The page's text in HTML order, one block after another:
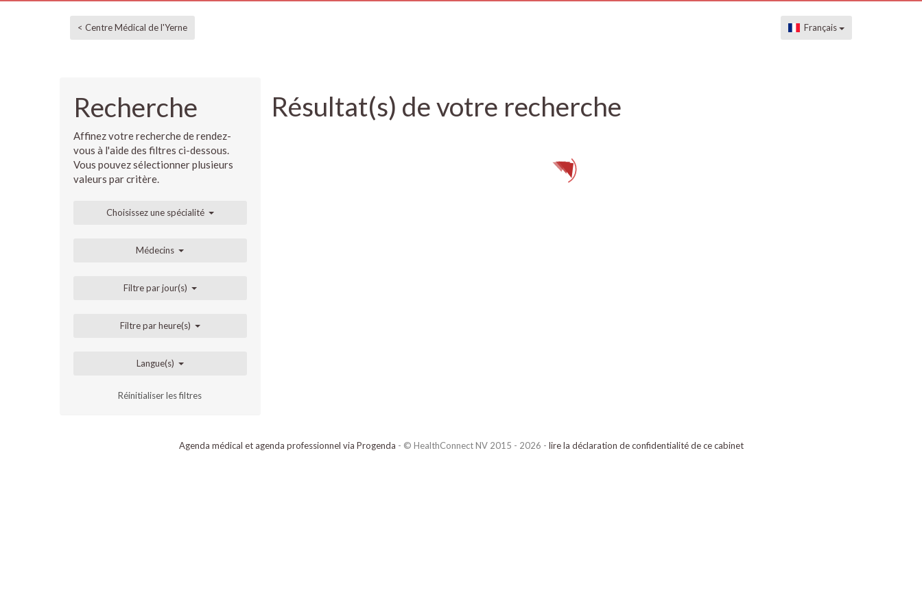
< Centre Médical de l'Yerne Français
Recherche
Affinez votre recherche de rendez-
vous à l'aide des filtres ci-dessous.
Vous pouvez sélectionner plusieurs
valeurs par critère.
Choisissez une spécialité
Médecins
Filtre par jour(s)
Filtre par heure(s)
Langue(s)
Réinitialiser les filtres
Résultat(s) de votre recherche
Agenda médical et agenda professionnel via Progenda - © HealthConnect NV 2015 - 2026 - lire la déclaration de confidentialité de ce cabinet